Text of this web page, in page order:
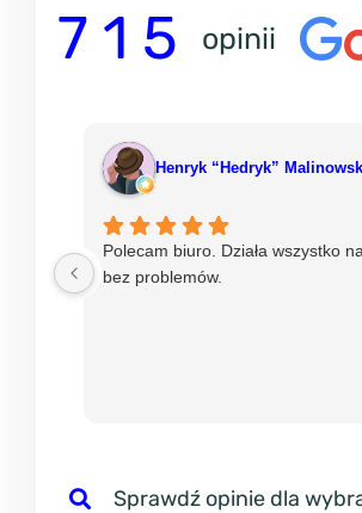
7 1 5 opinii
Henryk “Hedryk”
Polecam biuro. Działa wszystko
bez problemów.
Sprawdź opinie dla